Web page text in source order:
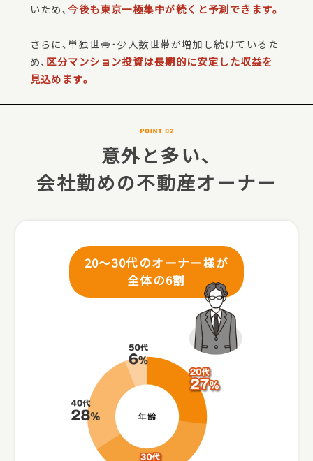
いため､今後も東京一極集中が続くと予測できます。
さらに､単独世帯･少人数世帯が増加し続けているた
め､ 区分マンション投資は長期的に安定した収益を
見込めます。
意外と多い､
会社勤めの不動産オーナー
20～30代のオーナー様が
全体の6割